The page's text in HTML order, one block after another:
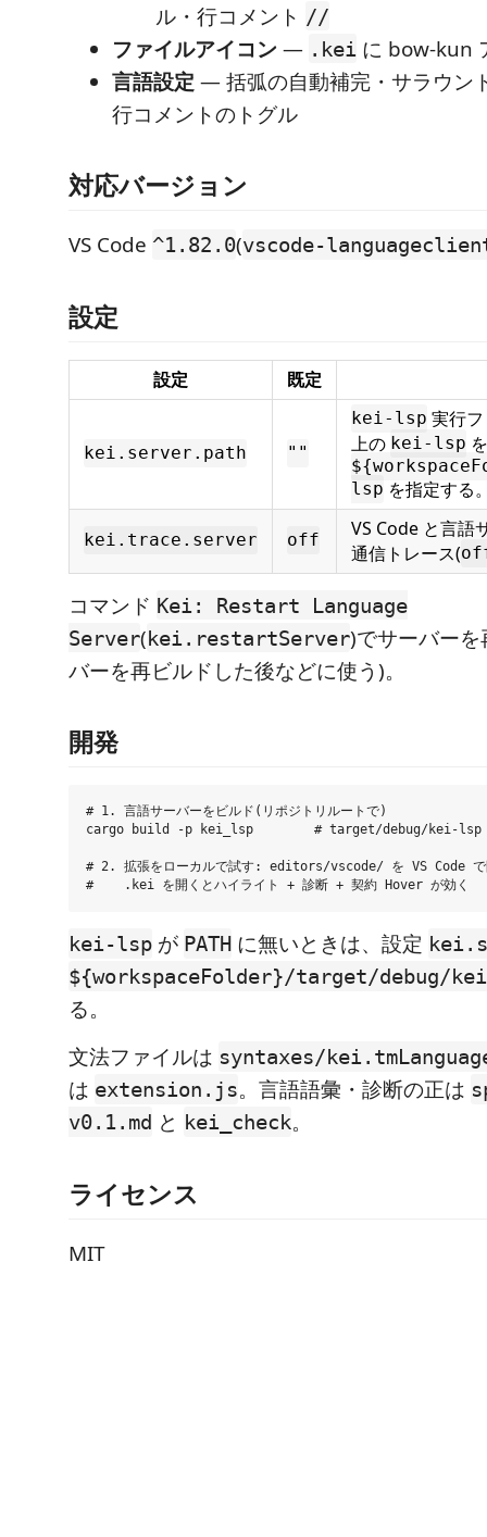
ル・行コメント //
ファイルアイコン — .kei に bow-kun
言語設定 — 括弧の自動補完・サラウン
行コメントのトグル
対応バージョン
VS Code ^1.82.0(vscode-
設定
設定 既定
kei.server.path ""
kei-lsp 実行
上の kei-lsp
lsp を指定する
kei.trace.server off
VS Code と言語
通信トレース(
コマンド Kei: Restart Language
Server(kei.restartServer)でサーバー
バーを再ビルドした後などに使う)。
開発
# 1. 言語サーバーをビルド(リポジトリルートで)
cargo build -p kei_lsp        # target/debug/kei-lsp
# 2. 拡張をローカルで試す: editors/vscode/ を VS Code で
kei-lsp が PATH に無いときは、設定
${workspaceFolder}/target/debug/
る。
文法ファイルは syntaxes/
は extension.js。言語語彙・診断の正は
v0.1.md と kei_check。
ライセンス
MIT